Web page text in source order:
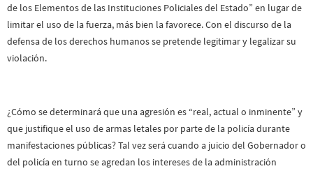
de los Elementos de las Instituciones Policiales del Estado” en lugar de
limitar el uso de la fuerza, más bien la favorece. Con el discurso de la
defensa de los derechos humanos se pretende legitimar y legalizar su
violación.
¿Cómo se determinará que una agresión es “real, actual o inminente” y
que justifique el uso de armas letales por parte de la policía durante
manifestaciones públicas? Tal vez será cuando a juicio del Gobernador o
del policía en turno se agredan los intereses de la administración